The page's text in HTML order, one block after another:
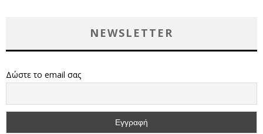
NEWSLETTER
Δώστε το email σας